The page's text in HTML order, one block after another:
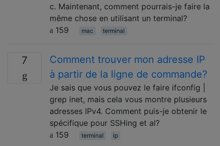
c. Maintenant, comment pourrais-je faire la
même chose en utilisant un terminal?
159
mac terminal
7
Comment trouver mon adresse IP
à partir de la ligne de commande?
Je sais que vous pouvez le faire ifconfig |
grep inet, mais cela vous montre plusieurs
adresses IPv4. Comment puis-je obtenir le
spécifique pour SSHing et al?
159
terminal ip